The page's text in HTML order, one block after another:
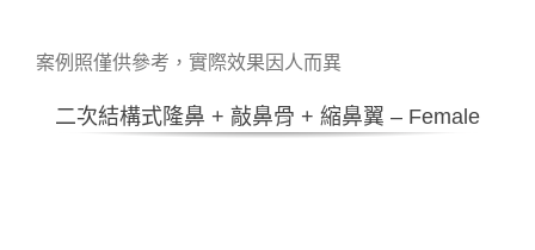
案例照僅供參考，實際效果因人而異
二次結構式隆鼻 + 敲鼻骨 + 縮鼻翼 – Female